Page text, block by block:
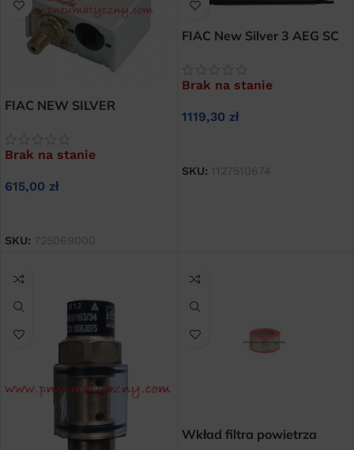
FIAC NEW SILVER
Brak na stanie
615,00 zł
SKU: 725069000
FIAC New Silver 3 AEG SC
Brak na stanie
1119,30 zł
SKU: 1127510674
Wkład filtra powietrza